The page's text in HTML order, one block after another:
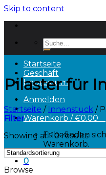
Skip to content
Startseite
Geschäft
Impressum
Anmelden
Warenkorb /€0.00
Es befinden
Warenkorb.
0
Pilaster für
Startseite / Innenstuck /
Filter
Showing all 10 results
Browse